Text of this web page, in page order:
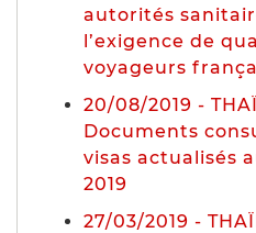
autorités
l’exigence de
voyageurs
20/08/2019 -
Documents
visas actualisés
2019
27/03/2019 -